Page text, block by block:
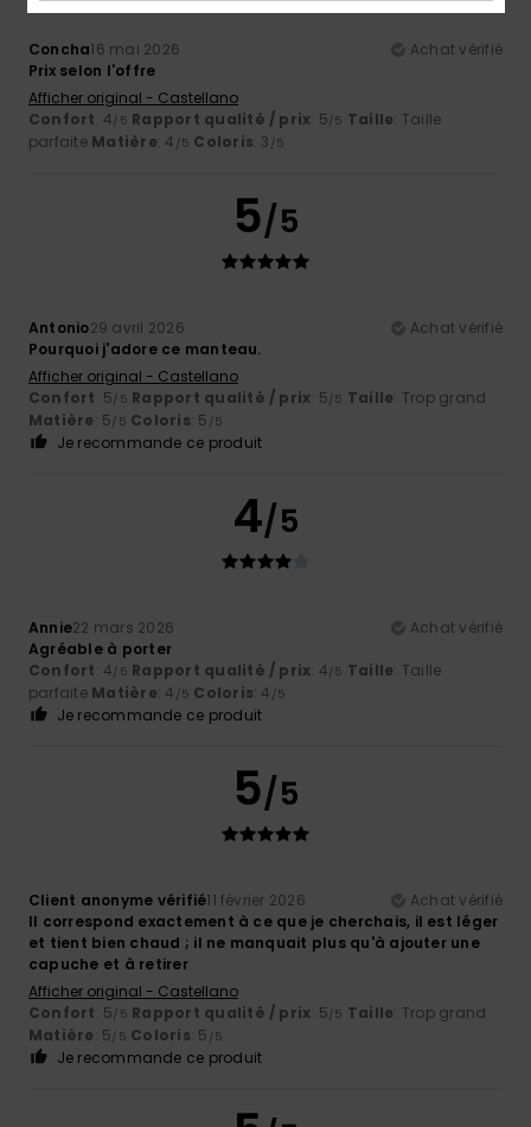
Concha16 mai 2026
Achat vérifié
Prix selon l'offre
Afficher original - Castellano
Confort: 4/5 Rapport qualité / prix: 5/5 Taille: Taille
parfaite Matière: 4 /5 Coloris: 3 /5
5/5
Antonio29 avril 2026
Achat vérifié
Pourquoi j'adore ce manteau.
Afficher original - Castellano
Confort: 5/5 Rapport qualité / prix: 5/5 Taille: Trop grand
Matière: 5/5 Coloris: 5 /5
Je recommande ce produit
4/5
Annie22 mars 2026
Achat vérifié
Agréable à porter
Confort: 4/5 Rapport qualité / prix: 4/5 Taille: Taille
parfaite Matière: 4 /5 Coloris: 4 /5
Je recommande ce produit
5/5
Client anonyme vérifié11 février 2026
Achat vérifié
Il correspond exactement à ce que je cherchais, il est léger
et tient bien chaud ; il ne manquait plus qu'à ajouter une
capuche et à retirer
Afficher original - Castellano
Confort: 5/5 Rapport qualité / prix: 5/5 Taille: Trop grand
Matière: 5/5 Coloris: 5 /5
Je recommande ce produit